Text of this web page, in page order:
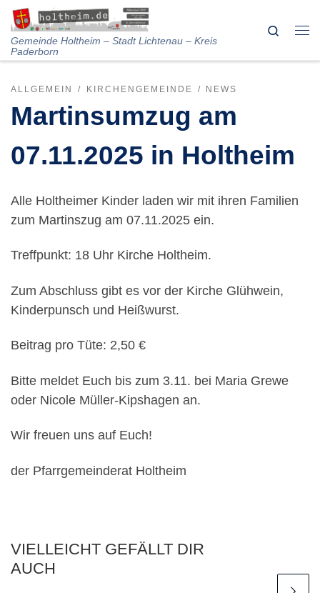
Skip to content
Gemeinde Holtheim – Stadt Lichtenau – Kreis
Paderborn
Search
ALLGEMEIN KIRCHENGEMEINDE NEWS
Martinsumzug am
07.11.2025 in Holtheim
Alle Holtheimer Kinder laden wir mit ihren Familien
zum Martinszug am 07.11.2025 ein.
Treffpunkt: 18 Uhr Kirche Holtheim.
Zum Abschluss gibt es vor der Kirche Glühwein,
Kinderpunsch und Heißwurst.
Beitrag pro Tüte: 2,50 €
Bitte meldet Euch bis zum 3.11. bei Maria Grewe
oder Nicole Müller-Kipshagen an.
Wir freuen uns auf Euch!
der Pfarrgemeinderat Holtheim
VIELLEICHT GEFÄLLT DIR
AUCH